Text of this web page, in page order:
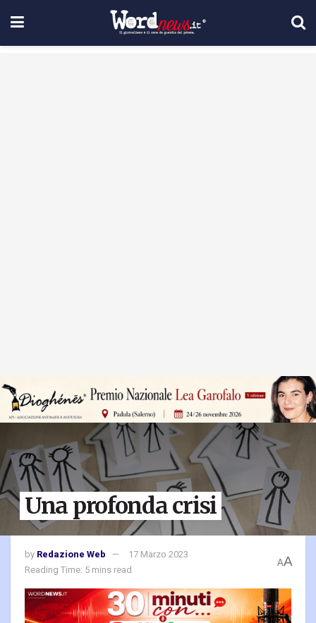
Una profonda crisi
by Redazione Web
17 Marzo 2023
Reading Time: 5 mins read
AA